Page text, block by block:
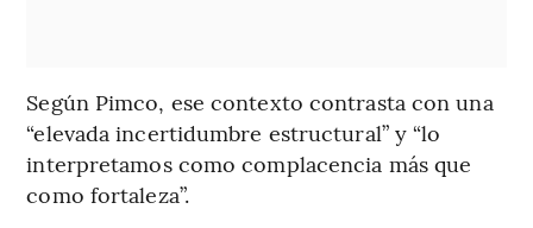
Según Pimco, ese contexto contrasta con una
“elevada incertidumbre estructural” y “lo
interpretamos como complacencia más que
como fortaleza”.